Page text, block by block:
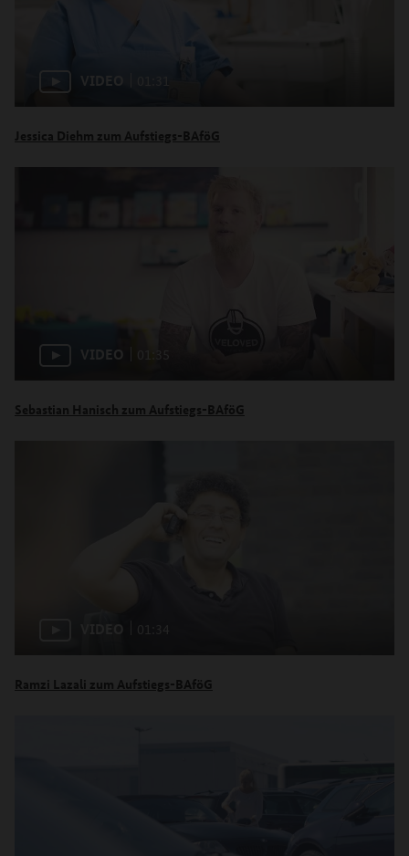
Jessica Diehm zum Aufstiegs-BAföG
VIDEO
Sebastian Hanisch zum Aufstiegs-BAföG
VIDEO 01:35
Ramzi Lazali zum Aufstiegs-BAföG
VIDEO